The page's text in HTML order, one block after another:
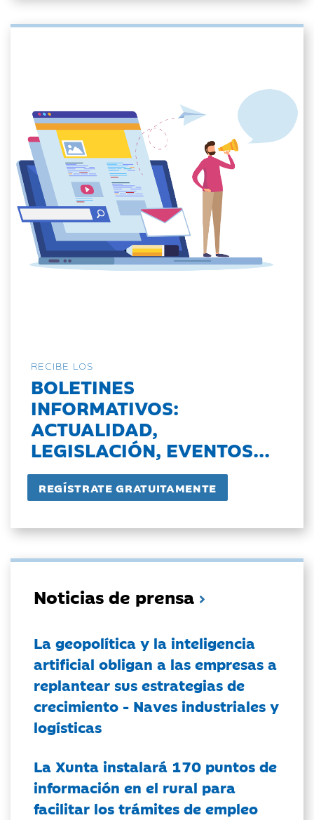
RECIBE LOS
BOLETINES
INFORMATIVOS:
ACTUALIDAD,
LEGISLACIÓN, EVENTOS...
Noticias de prensa
La geopolítica y la inteligencia
artificial obligan a las empresas a
replantear sus estrategias de
crecimiento - Naves industriales y
logísticas
La Xunta instalará 170 puntos de
información en el rural para
facilitar los trámites de empleo